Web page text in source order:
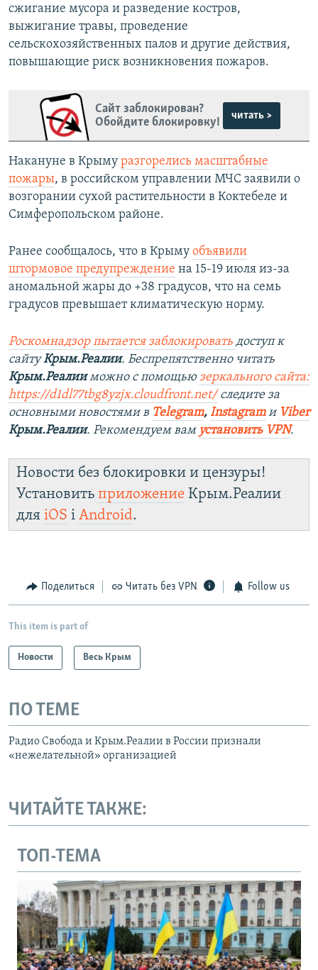
сжигание мусора и разведение костров,
выжигание травы, проведение
сельскохозяйственных палов и другие действия,
повышающие риск возникновения пожаров.
Сайт заблокирован?
Обойдите блокировку!
читать >
Накануне в Крыму разгорелись масштабные
пожары, в российском управлении МЧС заявили о
возгорании сухой растительности в Коктебеле и
Симферопольском районе.
Ранее сообщалось, что в Крыму объявили
штормовое предупреждение на 15-19 июля из-за
аномальной жары до +38 градусов, что на семь
градусов превышает климатическую норму.
Роскомнадзор пытается заблокировать доступ к
сайтуКрым.Реалии. Беспрепятственно читать
Крым.Реалииможно с помощью зеркального сайта:
https://d1dl77tbg8yzjx.cloudfront.net/следите за
основными новостями в Telegram, Instagramи Viber
Крым.Реалии. Рекомендуем вам установить VPN.
Новости без блокировки и цензуры!
Установить приложение Крым.Реалии
для iOS і Android.
Поделиться Читать без VPN Follow us
This item is part of
Новости Весь Крым
ПО ТЕМЕ
Радио Свобода и Крым.Реалии в России признали
«нежелательной» организацией
ЧИТАЙТЕ ТАКЖЕ:
ТОП-ТЕМА